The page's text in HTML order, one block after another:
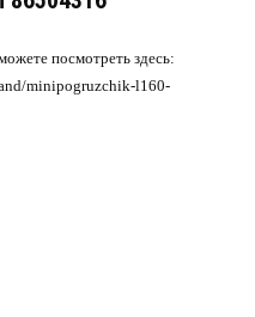
посмотреть здесь:
minipogruzchik-l160-